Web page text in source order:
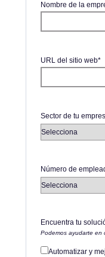
Nombre de la
URL del sitio web*
Sector de tu
Número de
Encuentra tu
Podemos ayudarte en
Automatizar y